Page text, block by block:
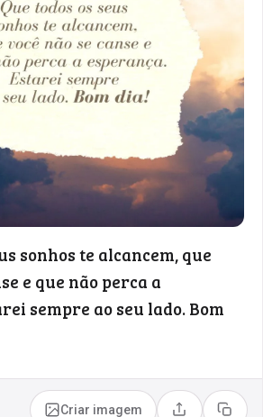
sonhos te alcancem, que
e que não perca a
sempre ao seu lado. Bom
Criar imagem